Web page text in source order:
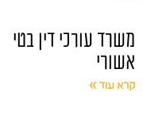
משרד עורכי דין בטי
אשורי
קרא עוד »